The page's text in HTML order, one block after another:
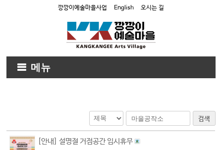
깡깡이예술마을사업 English 오시는 길
메뉴
검색
[안내] 설명절 거점공간 임시휴무